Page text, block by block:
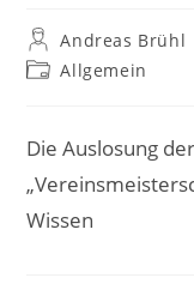
Beitrags-
Autor:
Andreas Brühl
Beitrags-
Allgemein
Die Auslosung
Wissen